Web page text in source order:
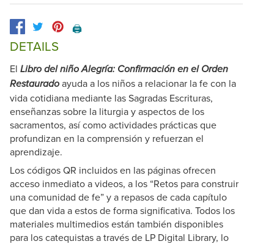
🖨️
DETAILS
El Libro del niño Alegría: Confirmación en el Orden
Restaurado ayuda a los niños a relacionar la fe con la
vida cotidiana mediante las Sagradas Escrituras,
enseñanzas sobre la liturgia y aspectos de los
sacramentos, así como actividades prácticas que
profundizan en la comprensión y refuerzan el
aprendizaje.
Los códigos QR incluidos en las páginas ofrecen
acceso inmediato a videos, a los “Retos para construir
una comunidad de fe” y a repasos de cada capítulo
que dan vida a estos de forma significativa. Todos los
materiales multimedios están también disponibles
para los catequistas a través de LP Digital Library, lo